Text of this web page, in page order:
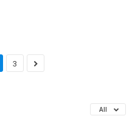
3
All